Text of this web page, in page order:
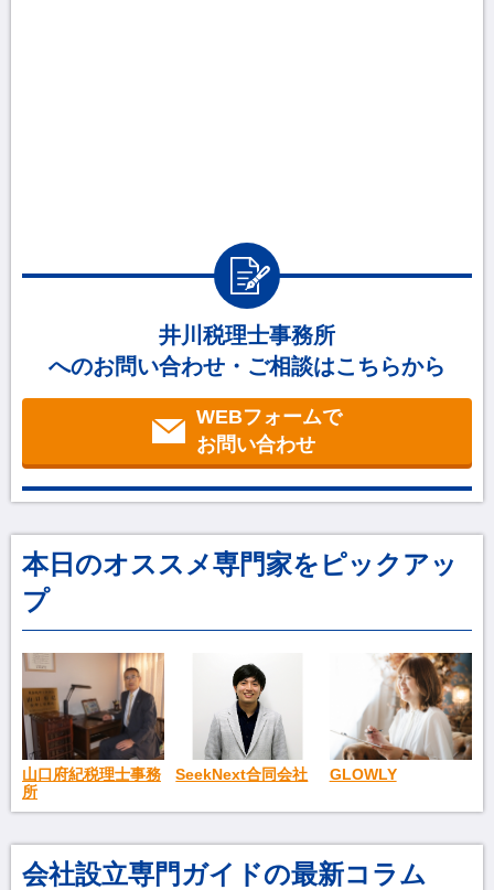
井川税理士事務所
へのお問い合わせ・ご相談はこちらから
WEBフォームで
お問い合わせ
本日のオススメ専門家をピックアッ
プ
山口府紀税理士事務
所
SeekNext合同会社 GLOWLY
会社設立専門ガイドの最新コラム